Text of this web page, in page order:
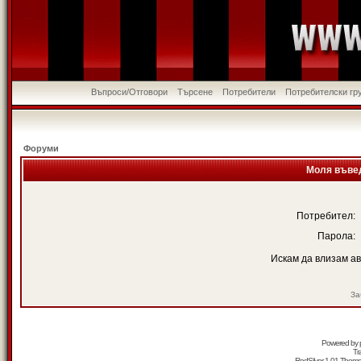
Въпроси/Отговори Търсене Потребители Потребителски
Форуми
Моля
Потребител:
Парола:
Искам да влизам
Powered by